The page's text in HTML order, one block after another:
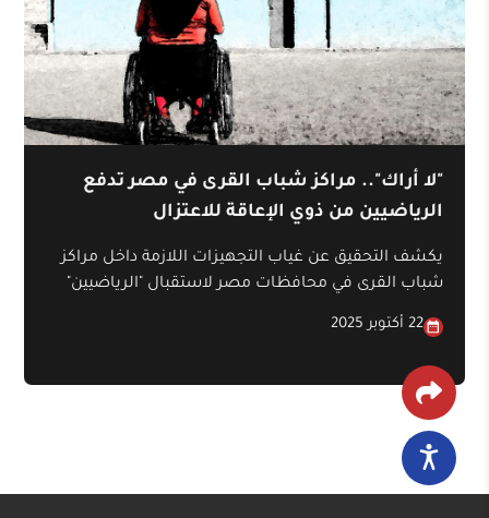
"لا أراك".. مراكز شباب القرى في مصر تدفع
الرياضيين من ذوي الإعاقة للاعتزال
يكشف التحقيق عن غياب التجهيزات اللازمة داخل مراكز
شباب القرى في محافظات مصر لاستقبال "الرياضيين"
الإعاقة عن ممارسة الرياضة في هذه المراكز.
22 أكتوبر 2025